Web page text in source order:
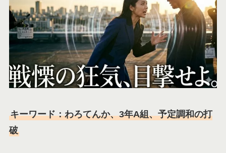
キーワード：わろてんか、3年A組、予定調和の打
破